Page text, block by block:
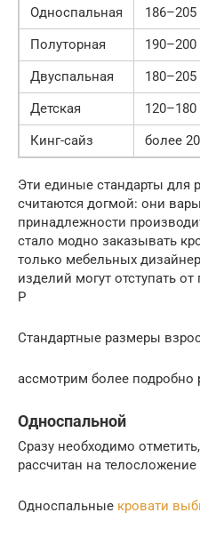
Односпальная
186–205
Полуторная
190–200
Двуспальная
180–205
Детская
120–180
Кинг-сайз
более
Эти единые стандарты для
считаются догмой: они
принадлежности
стало модно заказывать
только мебельных
изделий могут отступать
Р
Стандартные размеры
ассмотрим более подробно
Односпальной
Сразу необходимо
рассчитан на
Односпальные кровати